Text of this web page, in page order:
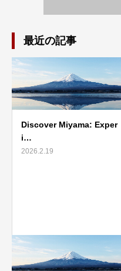
最近の記事
Discover Miyama: Exper
i…
2026.2.19